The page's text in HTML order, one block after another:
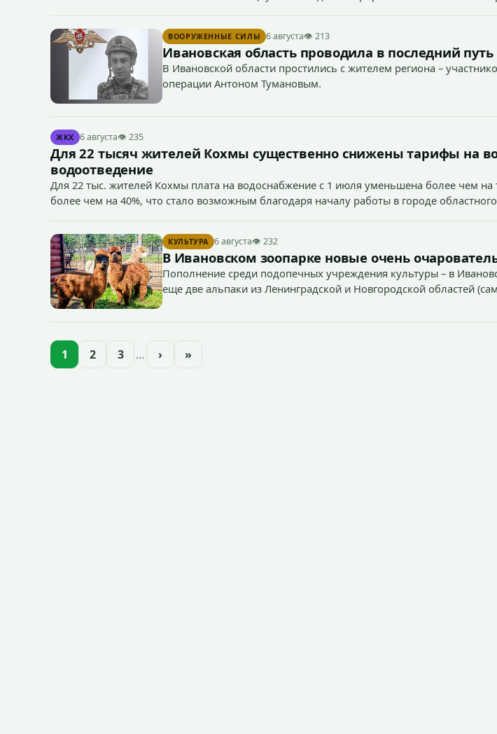
символики в сети Интернет.
ВООРУЖЕННЫЕ СИЛЫ 6 августа👁 213
Ивановская область проводила в последний
В Ивановской области простились с жителем региона –
операции Антоном Тумановым.
ЖКХ 6 августа👁 235
Для 22 тысяч жителей Кохмы существенно снижены тарифы на
водоотведение
Для 22 тыс. жителей Кохмы плата на водоснабжение с 1 июля уменьшена более чем на
более чем на 40%, что стало возможным благодаря началу работы в городе
КУЛЬТУРА 6 августа👁 232
В Ивановском зоопарке новые очень
Пополнение среди подопечных учреждения культуры – в
еще две альпаки из Ленинградской и Новгородской областей
1 2 3 … › »